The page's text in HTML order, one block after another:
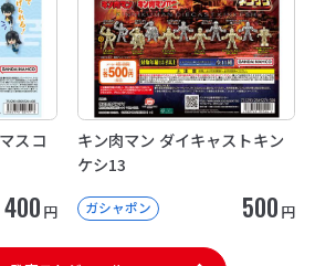
スコ
400 円
キン肉マン ダイキャストキン
ケシ13
ガシャポン 500 円